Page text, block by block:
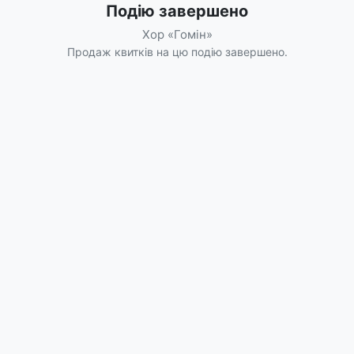
Подію завершено
Хор «Гомін»
Продаж квитків на цю подію завершено.